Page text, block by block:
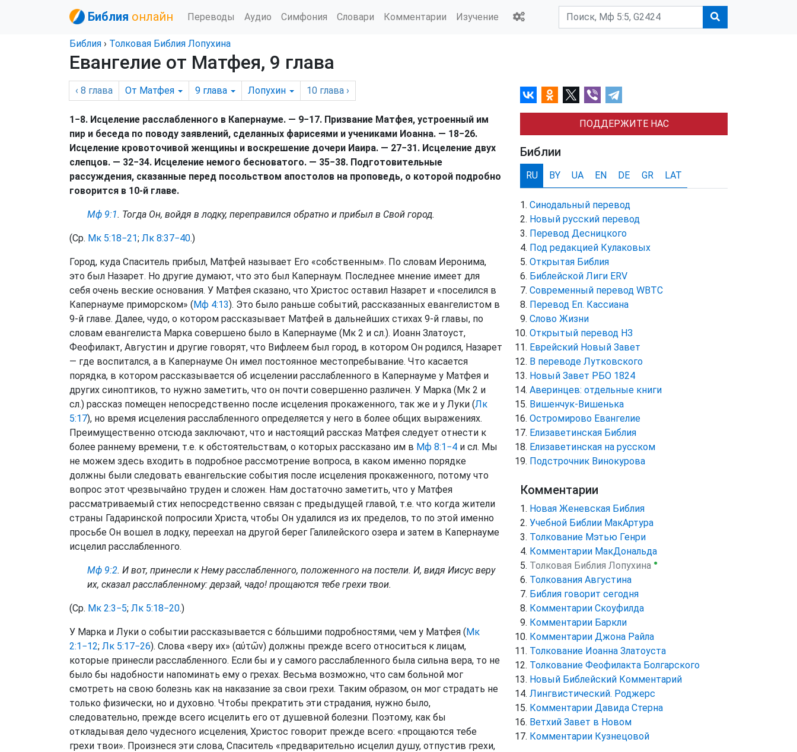
Библия онлайн Переводы Аудио Симфония Словари Комментарии Изучение
Библия › Толковая Библия Лопухина
Евангелие от Матфея, 9 глава
‹ 8 глава От Матфея 9 глава Лопухин 10 глава ›
1−8. Исцеление расслабленного в Капернауме. — 9−17. Призвание Матфея, устроенный им
пир и беседа по поводу заявлений, сделанных фарисеями и учениками Иоанна. — 18−26.
Исцеление кровоточивой женщины и воскрешение дочери Иаира. — 27−31. Исцеление двух
слепцов. — 32−34. Исцеление немого бесноватого. — 35−38. Подготовительные
рассуждения, сказанные перед посольством апостолов на проповедь, о которой подробно
говорится в 10-й главе.
Мф 9:1. Тогда Он, войдя в лодку, переправился обратно и прибыл в Свой город.
(Ср. Мк 5:18−21; Лк 8:37−40.)
Город, куда Спаситель прибыл, Матфей называет Его «собственным». По словам Иеронима,
это был Назарет. Но другие думают, что это был Капернаум. Последнее мнение имеет для
себя очень веские основания. У Матфея сказано, что Христос оставил Назарет и «поселился в
Капернауме приморском» (Мф 4:13). Это было раньше событий, рассказанных евангелистом в
9-й главе. Далее, чудо, о котором рассказывает Матфей в дальнейших стихах 9-й главы, по
словам евангелиста Марка совершено было в Капернауме (Мк 2 и сл.). Иоанн Златоуст,
Феофилакт, Августин и другие говорят, что Вифлеем был город, в котором Он родился, Назарет
— где воспитался, а в Капернауме Он имел постоянное местопребывание. Что касается
порядка, в котором рассказывается об исцелении расслабленного в Капернауме у Матфея и
других синоптиков, то нужно заметить, что он почти совершенно различен. У Марка (Мк 2 и
сл.) рассказ помещен непосредственно после исцеления прокаженного, так же и у Луки (Лк
5:17), но время исцеления расслабленного определяется у него в более общих выражениях.
Преимущественно отсюда заключают, что и настоящий рассказ Матфея следует отнести к
более раннему времени, т.е. к обстоятельствам, о которых рассказано им в Мф 8:1−4 и сл. Мы
не можем здесь входить в подробное рассмотрение вопроса, в каком именно порядке
должны были следовать евангельские события после исцеления прокаженного, потому что
вопрос этот чрезвычайно труден и сложен. Нам достаточно заметить, что у Матфея
рассматриваемый стих непосредственно связан с предыдущей главой, т.е. что когда жители
страны Гадаринской попросили Христа, чтобы Он удалился из их пределов, то по этой именно
просьбе Он вошел в лодку, переехал на другой берег Галилейского озера и затем в Капернауме
исцелил расслабленного.
Мф 9:2. И вот, принесли к Нему расслабленного, положенного на постели. И, видя Иисус веру
их, сказал расслабленному: дерзай, чадо! прощаются тебе грехи твои.
(Ср. Мк 2:3−5; Лк 5:18−20.)
У Марка и Луки о событии рассказывается с бо́льшими подробностями, чем у Матфея (Мк
2:1−12; Лк 5:17−26). Слова «веру их» (αὐτῶν) должны прежде всего относиться к лицам,
которые принесли расслабленного. Если бы и у самого расслабленного была сильна вера, то не
было бы надобности напоминать ему о грехах. Весьма возможно, что сам больной мог
смотреть на свою болезнь как на наказание за свои грехи. Таким образом, он мог страдать не
только физически, но и духовно. Чтобы прекратить эти страдания, нужно было,
следовательно, прежде всего исцелить его от душевной болезни. Поэтому, как бы
откладывая дело чудесного исцеления, Христос говорит прежде всего: «прощаются тебе
грехи твои». Произнеся эти слова, Спаситель «предварительно исцелил душу, отпустив грехи,
ПОДДЕРЖИТЕ НАС
Библии
RU BY UA EN DE GR LAT
Синодальный перевод
Новый русский перевод
Перевод Десницкого
Под редакцией Кулаковых
Открытая Библия
Библейской Лиги ERV
Cовременный перевод WBTC
Перевод Еп. Кассиана
Слово Жизни
Открытый перевод НЗ
Еврейский Новый Завет
В переводе Лутковского
Новый Завет РБО 1824
Аверинцев: отдельные книги
Вишенчук-Вишенька
Остромирово Евангелие
Елизаветинская Библия
Елизаветинская на русском
Подстрочник Винокурова
Комментарии
Новая Женевская Библия
Учебной Библии МакАртура
Толкование Мэтью Генри
Комментарии МакДональда
Толковая Библия Лопухина ●
Толкования Августина
Библия говорит сегодня
Комментарии Скоуфилда
Комментарии Баркли
Комментарии Джона Райла
Толкование Иоанна Златоуста
Толкование Феофилакта Болгарского
Новый Библейский Комментарий
Лингвистический. Роджерс
Комментарии Давида Стерна
Ветхий Завет в Новом
Комментарии Кузнецовой